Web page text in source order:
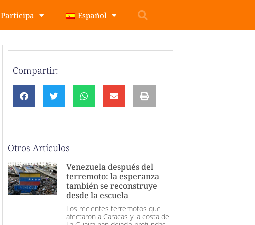
Participa Español
Compartir:
Otros Artículos
Venezuela después del
terremoto: la esperanza
también se reconstruye
desde la escuela
Los recientes terremotos que
afectaron a Caracas y la costa de